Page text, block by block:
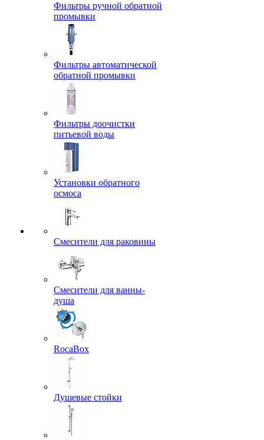
Фильтры ручной обратной
промывки
Фильтры автоматической
обратной промывки
Фильтры доочистки
питьевой воды
Установки обратного
осмоса
Смесители для раковины
Смесители для ванны-
душа
RocaBox
Душевые стойки